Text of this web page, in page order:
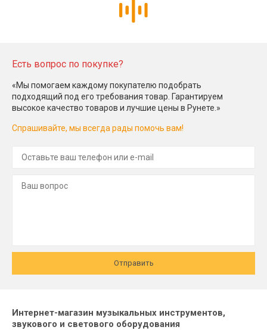
Есть вопрос по покупке?
«Мы помогаем каждому покупателю подобрать
подходящий под его требования товар. Гарантируем
высокое качество товаров и лучшие цены в Рунете.»
Спрашивайте, мы всегда рады помочь вам!
Отправить
Интернет-магазин музыкальных инструментов,
звукового и светового оборудования